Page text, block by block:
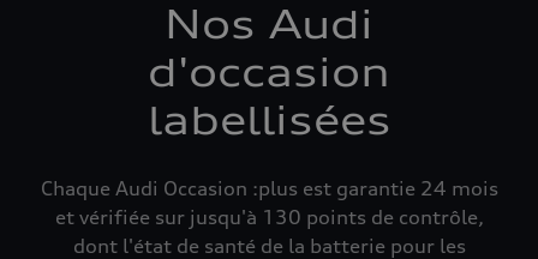
Nos Audi
d'occasion
labellisées
Chaque Audi Occasion :plus est garantie 24 mois
et vérifiée sur jusqu'à 130 points de contrôle,
dont l'état de santé de la batterie pour les